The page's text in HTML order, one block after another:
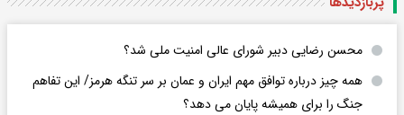
محسن رضایی دبیر شورای عالی امنیت ملی شد؟
همه چیز درباره توافق مهم ایران و عمان بر سر تنگه هرمز/ این تفاهم
جنگ را برای همیشه پایان می دهد؟